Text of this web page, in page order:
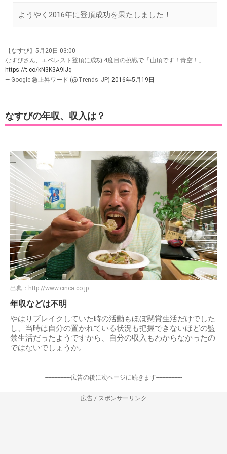
ようやく2016年に登頂成功を果たしました！
【なすび】5月20日 03:00
なすびさん、エベレスト登頂に成功 4度目の挑戦で「山頂です！青空！」
https://t.co/kN3K3A9lJq
— Google 急上昇ワード (@Trends_JP) 2016年5月19日
なすびの年収、収入は？
出典： http://www.cinca.co.jp
年収などは不明
やはりブレイクしていた時の活動もほぼ懸賞生活だけでした
し、当時は自分の置かれている状況も把握できないほどの監
禁生活だったようですから、自分の収入もわからなかったの
ではないでしょうか。
-----------------広告の後に次ページに続きます-----------------
広告 / スポンサーリンク